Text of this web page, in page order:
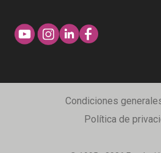
Condiciones
Política de